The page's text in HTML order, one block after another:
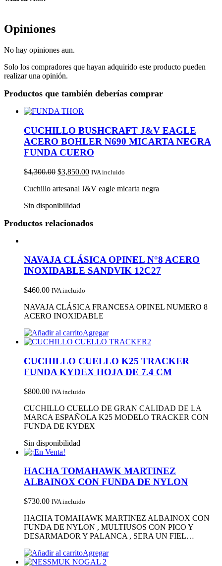
Opiniones
No hay opiniones aun.
Solo los compradores que hayan adquirido este producto pueden
realizar una opinión.
Productos que también deberías comprar
CUCHILLO BUSHCRAFT J&V EAGLE
ACERO BOHLER N690 MICARTA NEGRA
FUNDA CUERO
$4,300.00 $3,850.00 IVA incluido
Cuchillo artesanal J&V eagle micarta negra
Sin disponibilidad
Productos relacionados
NAVAJA CLÁSICA OPINEL N°8 ACERO
INOXIDABLE SANDVIK 12C27
$460.00 IVA incluido
NAVAJA CLÁSICA FRANCESA OPINEL NUMERO 8
ACERO INOXIDABLE
Agregar
CUCHILLO CUELLO K25 TRACKER
FUNDA KYDEX HOJA DE 7.4 CM
$800.00 IVA incluido
CUCHILLO CUELLO DE GRAN CALIDAD DE LA
MARCA ESPAÑOLA K25 MODELO TRACKER CON
FUNDA DE KYDEX
Sin disponibilidad
HACHA TOMAHAWK MARTINEZ
ALBAINOX CON FUNDA DE NYLON
$730.00 IVA incluido
HACHA TOMAHAWK MARTINEZ ALBAINOX CON
FUNDA DE NYLON , MULTIUSOS CON PICO Y
DESARMADOR Y PALANCA , SERA UN FIEL…
Agregar